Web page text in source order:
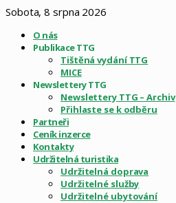
Sobota, 8 srpna 2026
O nás
Publikace TTG
Tištěná vydání TTG
MICE
Newslettery TTG
Newslettery TTG – Archiv
Přihlaste se k odběru
Partneři
Ceník inzerce
Kontakty
Udržitelná turistika
Udržitelná doprava
Udržitelné služby
Udržitelné ubytování